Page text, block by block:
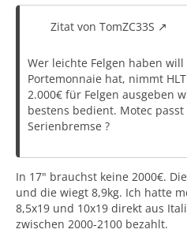
Zitat von TomZC33S
Wer leichte Felgen haben
Portemonnaie hat, nimmt
2.000€ für Felgen ausgeben
bestens bedient. Motec
Serienbremse ?
In 17" brauchst keine 2000€.
und die wiegt 8,9kg. Ich hatte
8,5x19 und 10x19 direkt aus
zwischen 2000-2100 bezahlt.